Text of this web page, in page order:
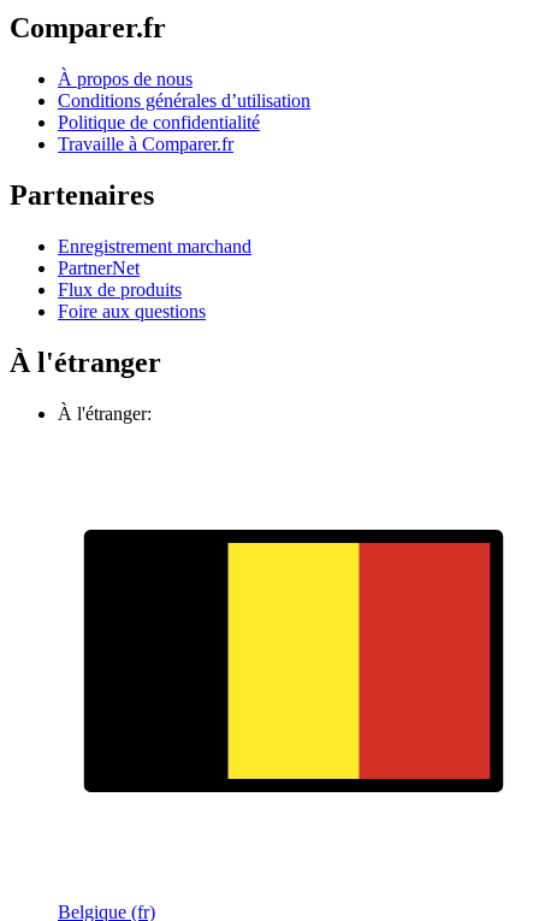
Comparer.fr
À propos de nous
Conditions générales d’utilisation
Politique de confidentialité
Travaille à Comparer.fr
Partenaires
Enregistrement marchand
PartnerNet
Flux de produits
Foire aux questions
À l'étranger
À l'étranger:
Belgique (fr)